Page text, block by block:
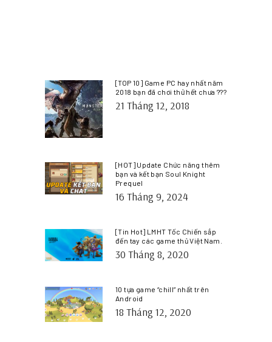
[TOP 10] Game PC hay nhất năm
2018 bạn đã chơi thử hết chưa ???
21 Tháng 12, 2018
[HOT] Update Chức năng thêm
bạn và kết bạn Soul Knight
Prequel
16 Tháng 9, 2024
[Tin Hot] LMHT Tốc Chiến sắp
đến tay các game thủ Việt Nam.
30 Tháng 8, 2020
10 tựa game “chill” nhất trên
Android
18 Tháng 12, 2020